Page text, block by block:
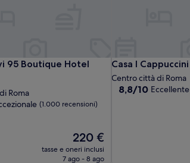
95 Boutique Hotel
95 Boutique Hotel
Roma
(1.000 recensioni)
Il
prezzo
attuale
220 €
tasse e oneri inclusi
7 ago - 8 ago
Casa I Cappuccini
Casa I Cappuccini
Centro città di Roma
8.8
8,8/10 Eccellente